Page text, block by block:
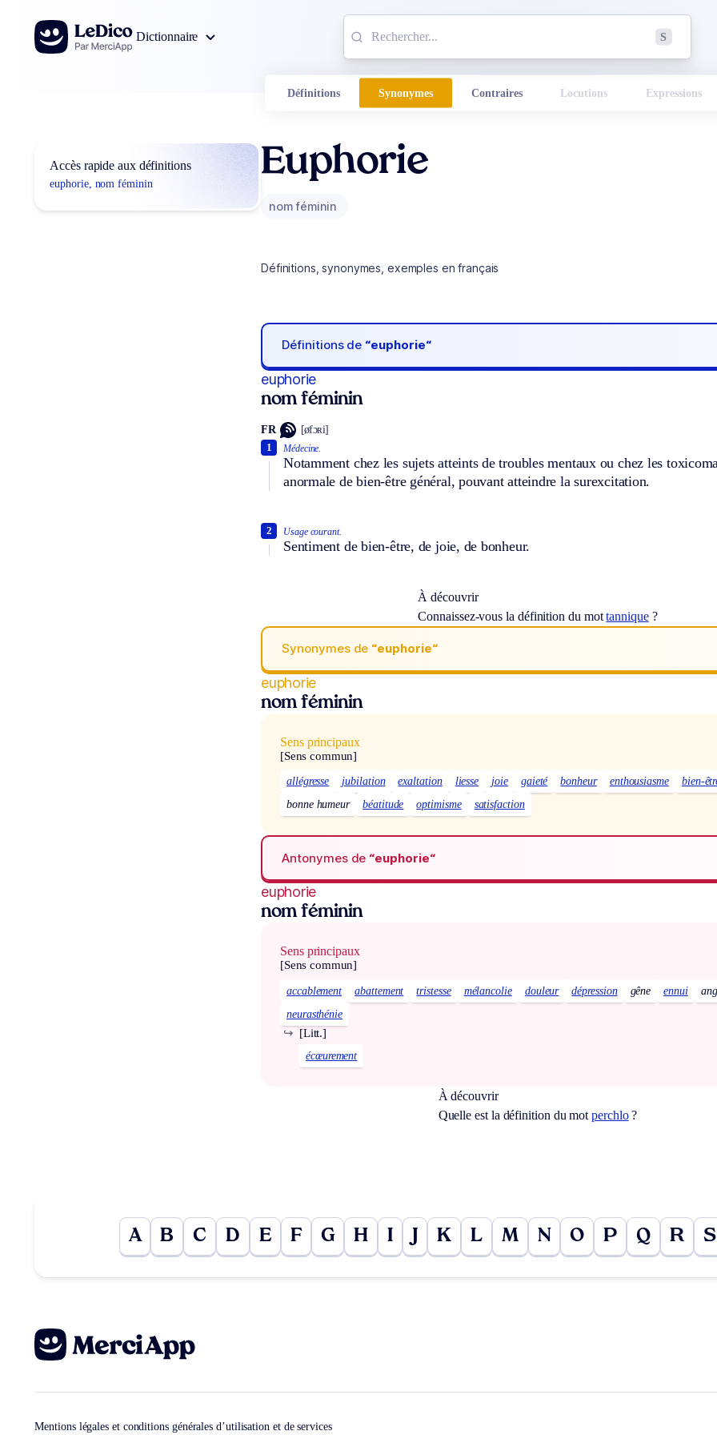
Aller au contenu
Dictionnaire
S
Définitions Synonymes Contraires Locutions Expressions
Accès rapide aux définitions
euphorie, nom féminin
Euphorie
nom féminin
Définitions, synonymes, exemples en français
Définitions de “euphorie“
euphorie
nom féminin
FR [øfɔʀi]
Médecine.
Notamment chez les sujets atteints de troubles mentaux ou chez les
anormale de bien-être général, pouvant atteindre la surexcitation.
1
Usage courant.
Sentiment de bien-être, de joie, de bonheur.
2
À découvrir
Connaissez-vous la définition du mottannique?
Synonymes de “euphorie“
euphorie
nom féminin
Sens principaux
[Sens commun]
allégresse jubilation exaltation liesse joie gaieté bonheur enthousiasme
bien-
bonne humeur
béatitude optimisme satisfaction
Antonymes de “euphorie“
euphorie
nom féminin
Sens principaux
[Sens commun]
accablement abattement tristesse mélancolie douleur dépression gêne ennui
neurasthénie
[Litt.]
↪
écœurement
À découvrir
Quelle est la définition du motperchlo?
A B C D E F G H I J K L M N O P Q R S
Mentions légales et conditions générales d’utilisation et de services